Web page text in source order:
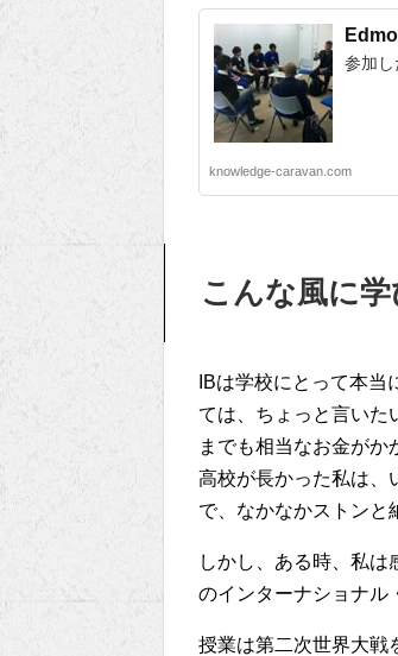
参加
knowledge-caravan.com
こんな風に
IBは学校にとって本
ては、ちょっと言いた
までも相当なお金が
高校が長かった私は、
で、なかなかストンと
しかし、ある時、私
のインターナショナル
授業は第二次世界大戦